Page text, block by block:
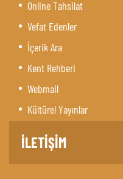
Online Tahsilat
Vefat Edenler
İçerik Ara
Kent Rehberi
Webmail
Kültürel Yayınlar
İLETİŞİM